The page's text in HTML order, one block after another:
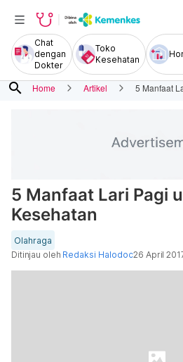
Chat
dengan
Dokter
Toko
Kesehatan
search Home Artikel 5 Manfaat
5 Manfaat Lari Pagi
Kesehatan
Olahraga
Ditinjau oleh Redaksi Halodoc26 April